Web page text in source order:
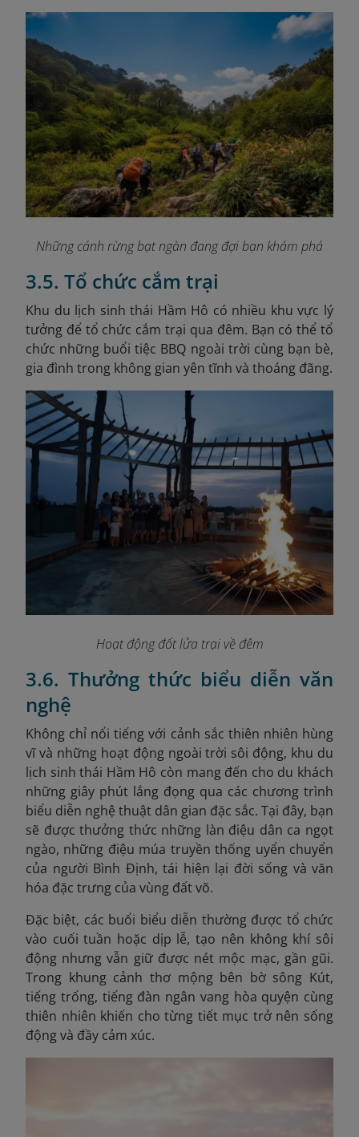
Những cánh rừng bạt ngàn đang đợi bạn khám phá
3.5. Tổ chức cắm trại
Khu du lịch sinh thái Hầm Hô có nhiều khu vực lý
tưởng để tổ chức cắm trại qua đêm. Bạn có thể tổ
chức những buổi tiệc BBQ ngoài trời cùng bạn bè,
gia đình trong không gian yên tĩnh và thoáng đãng.
Hoạt động đốt lửa trại về đêm
3.6. Thưởng thức biểu diễn văn
nghệ
Không chỉ nổi tiếng với cảnh sắc thiên nhiên hùng
vĩ và những hoạt động ngoài trời sôi động, khu du
lịch sinh thái Hầm Hô còn mang đến cho du khách
những giây phút lắng đọng qua các chương trình
biểu diễn nghệ thuật dân gian đặc sắc. Tại đây, bạn
sẽ được thưởng thức những làn điệu dân ca ngọt
ngào, những điệu múa truyền thống uyển chuyển
của người Bình Định, tái hiện lại đời sống và văn
hóa đặc trưng của vùng đất võ.
Đặc biệt, các buổi biểu diễn thường được tổ chức
vào cuối tuần hoặc dịp lễ, tạo nên không khí sôi
động nhưng vẫn giữ được nét mộc mạc, gần gũi.
Trong khung cảnh thơ mộng bên bờ sông Kút,
tiếng trống, tiếng đàn ngân vang hòa quyện cùng
thiên nhiên khiến cho từng tiết mục trở nên sống
động và đầy cảm xúc.